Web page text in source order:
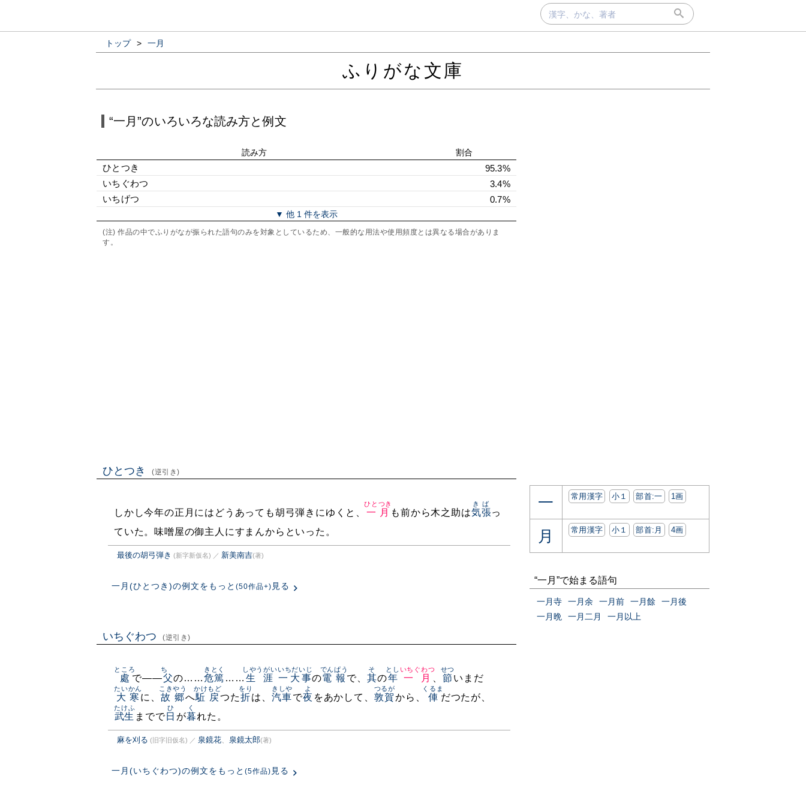
トップ > 一月
ふりがな文庫
“一月”のいろいろな読み方と例文
読み方 割合
ひとつき
95.3%
いちぐわつ
3.4%
いちげつ
0.7%
▼ 他 1 件を表示
(注) 作品の中でふりがなが振られた語句のみを対象としているため、一般的な用法や使用頻度とは異なる場合がありま
す。
ひとつき (逆引き)
しかし今年の正月にはどうあっても胡弓弾きにゆくと、 一月
ひとつき
も前から木之助は気張
きば
っ
ていた。味噌屋の御主人にすまんからといった。
最後の胡弓弾き (新字新仮名) ／ 新美南吉(著)
一月(ひとつき)の例文をもっと (50作品+) 見る
いちぐわつ (逆引き)
處
ところ
で——父
ちゝ
の……危篤
きとく
…… 生涯
しやうがい
一大事
いちだいじ
の電報
でんぱう
で、 其
そ
の年
とし
一月
いちぐわつ
節
せつ
いまだ
大寒
たいかん
に、 故郷
こきやう
へ駈戻
かけもど
つた折
をり
は、 汽車
きしや
で夜
よ
をあかして、 敦賀
つるが
から、 俥
くるま
だつたが、
武生
たけふ
までで日
ひ
が暮
く
れた。
麻を刈る (旧字旧仮名) ／ 泉鏡花、 泉鏡太郎(著)
一月(いちぐわつ)の例文をもっと (5作品) 見る
一 常用漢字 小１ 部首:⼀ 1画
月 常用漢字 小１ 部首:⽉ 4画
“一月”で始まる語句
一月寺 一月余 一月前 一月餘
一月後
一月晩
一月二月 一月以上